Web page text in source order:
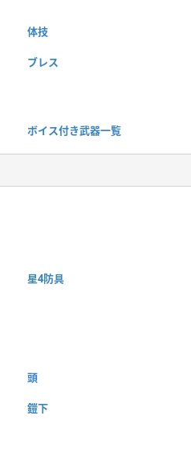
体技
ブレス
ボイス付き武器一覧
星4防具
頭
鎧下